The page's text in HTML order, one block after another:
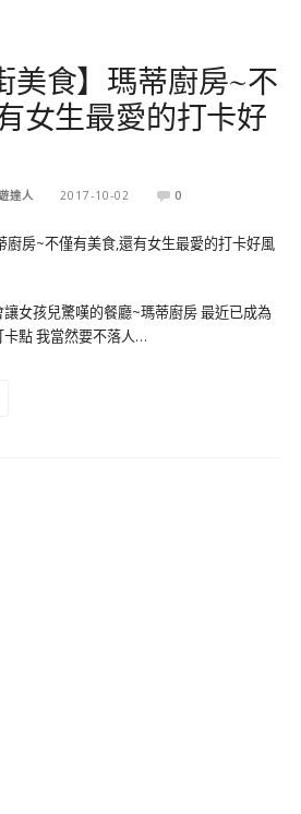
美食】瑪蒂廚房~不
女生最愛的打卡好
達人 2017-10-02 0
女孩兒驚嘆的餐廳~瑪蒂廚房 最近已成為
點 我當然要不落人…